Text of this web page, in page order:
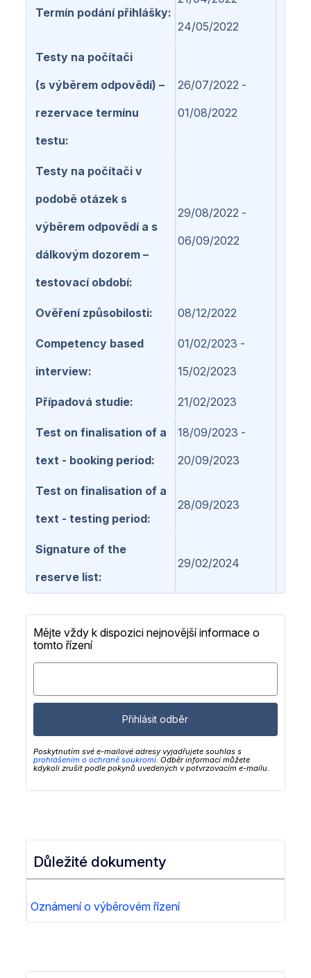
Termín podání přihlášky
24/05/2022
Testy na počítači
(s výběrem odpovědí) –
rezervace termínu
testu
26/07/2022 -
01/08/2022
Testy na počítači v
podobě otázek s
výběrem odpovědí a s
dálkovým dozorem –
testovací období
29/08/2022 -
06/09/2022
Ověření způsobilosti 08/12/2022
Competency based
interview
01/02/2023 -
15/02/2023
Případová studie 21/02/2023
Test on finalisation of a
text - booking period
18/09/2023 -
20/09/2023
Test on finalisation of a
text - testing period
28/09/2023
Signature of the
reserve list
29/02/2024
Mějte vždy k dispozici nejnovější informace o
tomto řízení
Přihlásit odběr
Poskytnutím své e-mailové adresy vyjadřujete souhlas s
prohlášením o ochraně soukromí. Odběr informací můžete
kdykoli zrušit podle pokynů uvedených v potvrzovacím e-mailu.
Důležité dokumenty
Oznámení o výběrovém řízení